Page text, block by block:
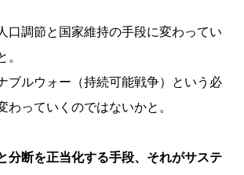
口調節と国家維持の手段に変わってい
。
ブルウォー（持続可能戦争）という必
わっていくのではないかと。
分断を正当化する手段、それがサステ